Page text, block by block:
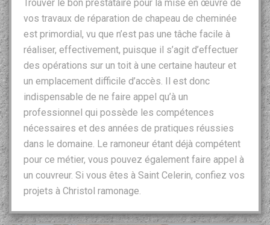
Trouver le bon prestataire pour la mise en œuvre de
vos travaux de réparation de chapeau de cheminée
est primordial, vu que n’est pas une tâche facile à
réaliser, effectivement, puisque il s’agit d’effectuer
des opérations sur un toit à une certaine hauteur et
un emplacement difficile d’accès. Il est donc
indispensable de ne faire appel qu’à un
professionnel qui possède les compétences
nécessaires et des années de pratiques réussies
dans le domaine. Le ramoneur étant déjà compétent
pour ce métier, vous pouvez également faire appel à
un couvreur. Si vous êtes à Saint Celerin, confiez vos
projets à Christol ramonage.